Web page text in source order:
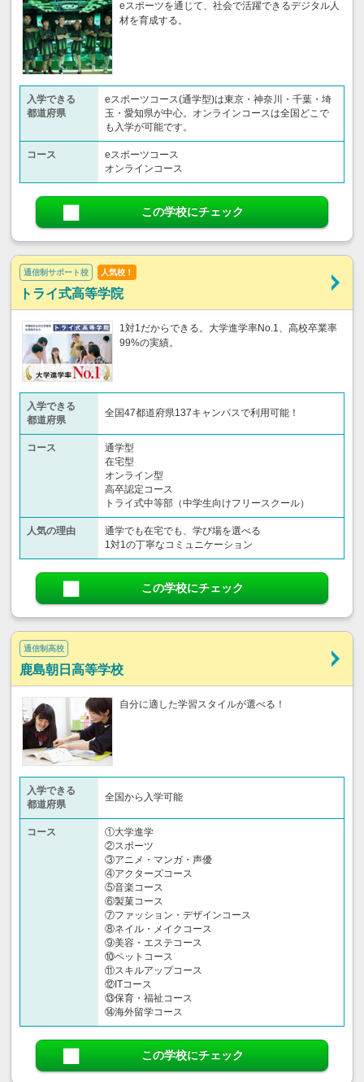
eスポーツを通じて、社会で活躍できるデジタル人
材を育成する。
入学できる
都道府県
eスポーツコース(通学型)は東京・神奈川・千葉・埼
玉・愛知県が中心。オンラインコースは全国どこで
も入学が可能です。
コース
eスポーツコース
オンラインコース
この学校にチェック
通信制サポート校 人気校！
トライ式高等学院
1対1だからできる。大学進学率No.1、高校卒業率
99%の実績。
入学できる
都道府県
全国47都道府県137キャンパスで利用可能！
コース
通学型
在宅型
オンライン型
高卒認定コース
トライ式中等部（中学生向けフリースクール）​
人気の理由
通学でも在宅でも、学び場を選べる
1対1の丁寧なコミュニケーション
この学校にチェック
通信制高校
鹿島朝日高等学校
自分に適した学習スタイルが選べる！
入学できる
都道府県
全国から入学可能
コース
①大学進学
②スポーツ
③アニメ・マンガ・声優
④アクターズコース
⑤音楽コース
⑥製菓コース
⑦ファッション・デザインコース
⑧ネイル・メイクコース
⑨美容・エステコース
⑩ペットコース
⑪スキルアップコース
⑫ITコース
⑬保育・福祉コース
⑭海外留学コース
この学校にチェック